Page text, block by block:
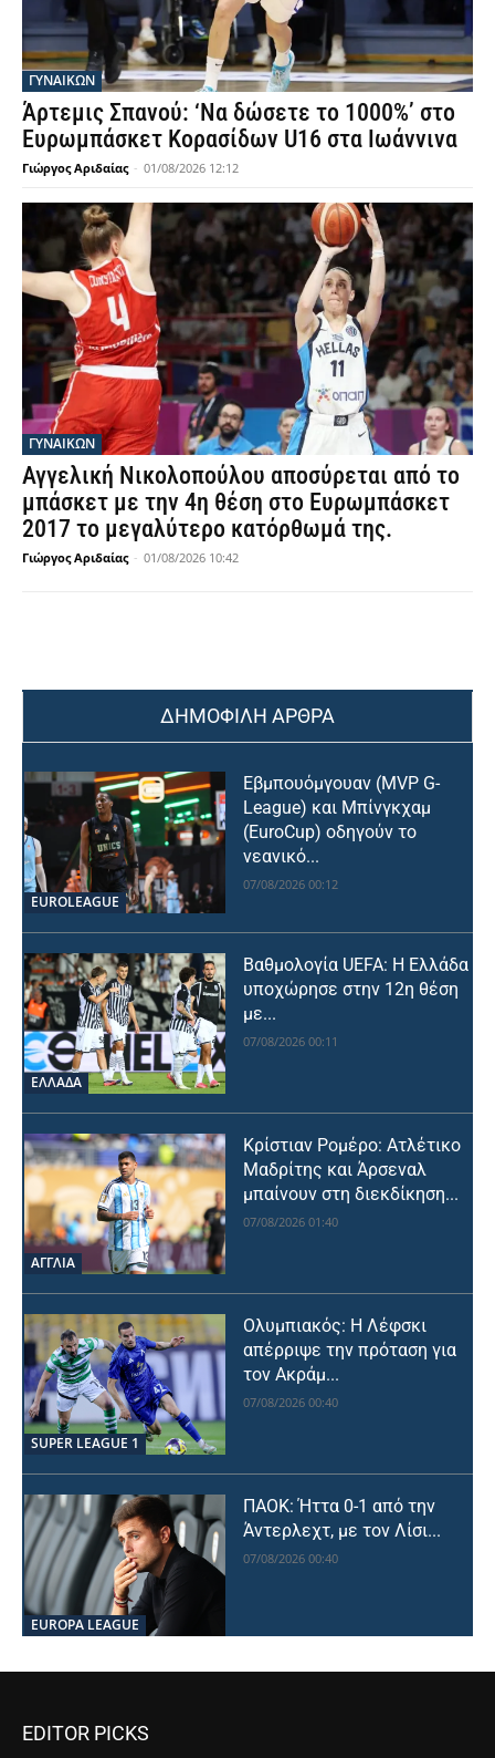
ΓΥΝΑΙΚΩΝ
Άρτεμις Σπανού: ‘Να δώσετε το 1000%’ στο
Ευρωμπάσκετ Κορασίδων U16 στα Ιωάννινα
Γιώργος Αριδαίας - 01/08/2026 12:12
ΓΥΝΑΙΚΩΝ
Αγγελική Νικολοπούλου αποσύρεται από το
μπάσκετ με την 4η θέση στο Ευρωμπάσκετ
2017 το μεγαλύτερο κατόρθωμά της.
Γιώργος Αριδαίας - 01/08/2026 10:42
ΔΗΜΟΦΙΛΗ ΑΡΘΡΑ
EUROLEAGUE
Εβμπουόμγουαν (MVP G-
League) και Μπίνγκχαμ
(EuroCup) οδηγούν το
νεανικό...
07/08/2026 00:12
ΕΛΛΑΔΑ
Βαθμολογία UEFA: Η Ελλάδα
υποχώρησε στην 12η θέση
με...
07/08/2026 00:11
ΑΓΓΛΙΑ
Κρίστιαν Ρομέρο: Ατλέτικο
Μαδρίτης και Άρσεναλ
μπαίνουν στη διεκδίκηση...
07/08/2026 01:40
SUPER LEAGUE 1
Ολυμπιακός: Η Λέφσκι
απέρριψε την πρόταση για
τον Ακράμ...
07/08/2026 00:40
EUROPA LEAGUE
ΠΑΟΚ: Ήττα 0-1 από την
Άντερλεχτ, με τον Λίσι...
07/08/2026 00:40
EDITOR PICKS